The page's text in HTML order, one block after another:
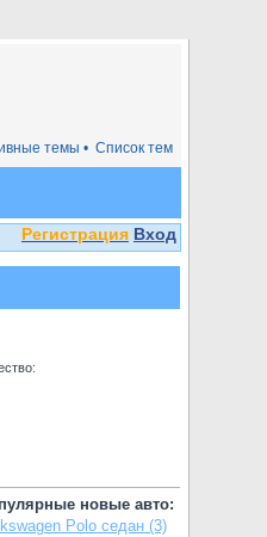
Список тем
темы •
Регистрация Вход
новые авто:
Polo седан (3)